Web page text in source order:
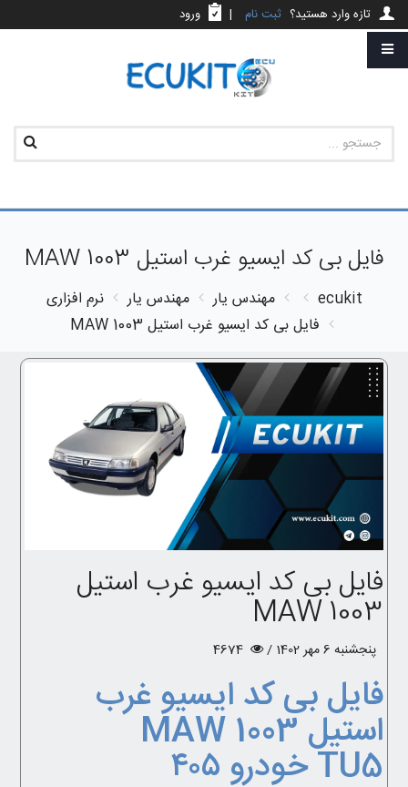
تازه وارد هستید؟ ثبت نام | ورود
فایل بی کد ایسیو غرب استیل MAW 1003
ecukit مهندس یار مهندس یار
نرم افزاری
فایل بی کد ایسیو غرب استیل MAW 1003
فایل بی کد ایسیو غرب استیل
MAW 1003
پنجشنبه 6 مهر 1402 /
فایل بی کد ایسیو غرب
استیل MAW 1003
TU5 خودرو ۴۰۵